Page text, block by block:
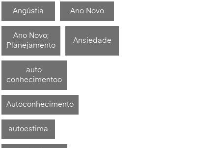
Angústia Ano Novo
Ano Novo;
Planejamento
Ansiedade
auto
conhecimentoo
Autoconhecimento
autoestima